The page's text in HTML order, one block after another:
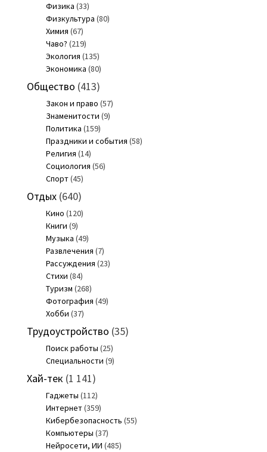
Физика (33)
Физкультура (80)
Химия (67)
Чаво? (219)
Экология (135)
Экономика (80)
Общество (413)
Закон и право (57)
Знаменитости (9)
Политика (159)
Праздники и события (58)
Религия (14)
Социология (56)
Спорт(45)
Отдых(640)
Кино (120)
Книги (9)
Музыка (49)
Развлечения (7)
Рассуждения (23)
Стихи (84)
Туризм (268)
Фотография (49)
Хобби (37)
Трудоустройство (35)
Поиск работы (25)
Специальности (9)
Хай-тек (1 141)
Гаджеты (112)
Интернет(359)
Кибербезопасность (55)
Компьютеры (37)
Нейросети, ИИ (485)